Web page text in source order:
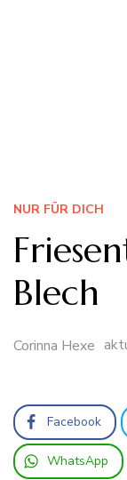
NUR FÜR DICH
Blech
Corinna Hexe
Facebook
WhatsApp